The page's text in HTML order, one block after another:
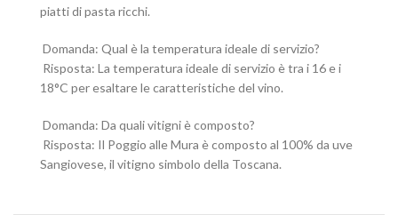
piatti di pasta ricchi.
Domanda: Qual è la temperatura ideale di servizio?
Risposta: La temperatura ideale di servizio è tra i 16 e i
18°C per esaltare le caratteristiche del vino.
Domanda: Da quali vitigni è composto?
Risposta: Il Poggio alle Mura è composto al 100% da uve
Sangiovese, il vitigno simbolo della Toscana.